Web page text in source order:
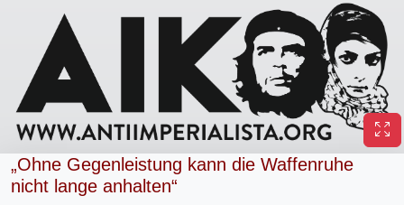
„Ohne Gegenleistung kann die Waffenruhe
nicht lange anhalten“